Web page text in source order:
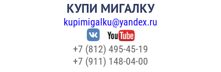
КУПИ МИГАЛКУ
kupimigalku@yandex.ru
+7 (812) 495-45-19
+7 (911) 148-04-00